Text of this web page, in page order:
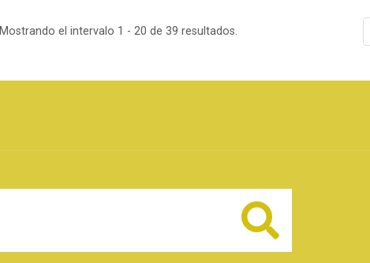
Mostrando el intervalo 1 - 20 de 39 resultados.
Buscar